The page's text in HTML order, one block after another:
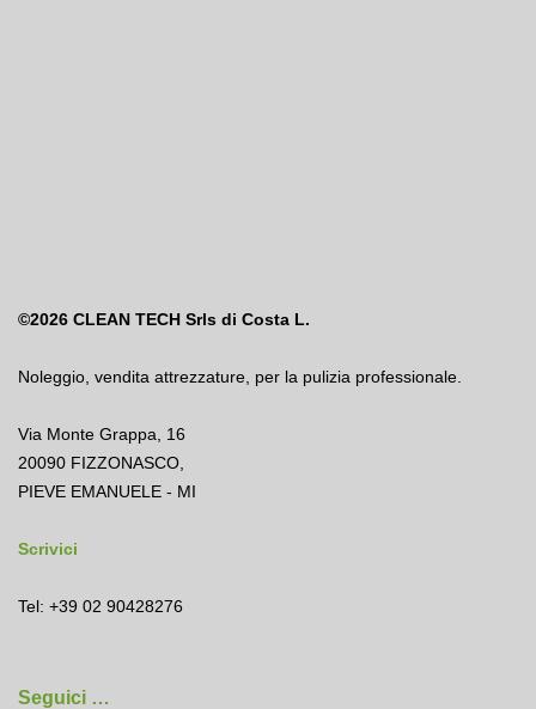
©2026 CLEAN TECH Srls di Costa L.
Noleggio vendita attrezzature per la pulizia professionale.
Via Monte Grappa, 16
20090 FIZZONASCO,
PIEVE EMANUELE - MI
Scrivici
Tel: +39 02 90428276
Seguici …